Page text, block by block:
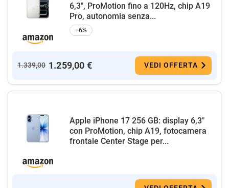
6,3", ProMotion fino a 120Hz, chip A19
Pro, autonomia senza...
−6%
1.339,00 1.259,00 € VEDI OFFERTA
Apple iPhone 17 256 GB: display 6,3"
con ProMotion, chip A19, fotocamera
frontale Center Stage per...